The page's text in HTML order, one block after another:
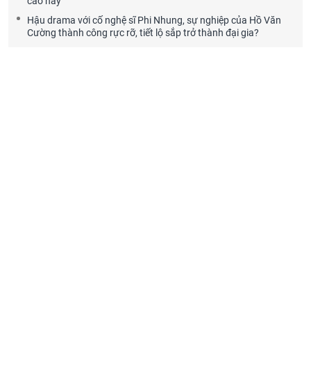
Hậu drama với cố nghệ sĩ Phi Nhung, sự nghiệp của Hồ Văn
Cường thành công rực rỡ, tiết lộ sắp trở thành đại gia?